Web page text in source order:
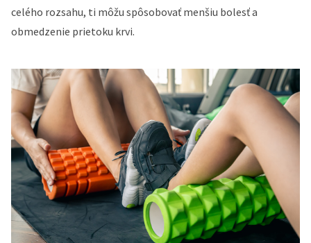
celého rozsahu, ti môžu spôsobovať menšiu bolesť a
obmedzenie prietoku krvi.